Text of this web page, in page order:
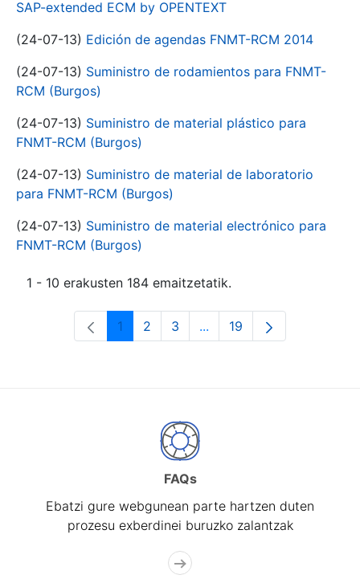
SAP-extended ECM by OPENTEXT
(24-07-13) Edición de agendas FNMT-RCM 2014
(24-07-13) Suministro de rodamientos para FNMT-
RCM (Burgos)
(24-07-13) Suministro de material plástico para
FNMT-RCM (Burgos)
(24-07-13) Suministro de material de laboratorio
para FNMT-RCM (Burgos)
(24-07-13) Suministro de material electrónico para
FNMT-RCM (Burgos)
1 - 10 erakusten 184 emaitzetatik.
Orrialdea
1 Orrialdea
2 Orrialdea
3 ...Intermediate Pages Use
Orrialdea
19
FAQs
Ebatzi gure webgunean parte hartzen duten
prozesu exberdinei buruzko zalantzak